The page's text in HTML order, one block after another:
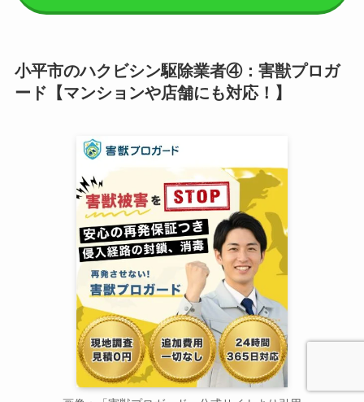
小平市のハクビシン駆除業者④：害獣プロガ
ード【マンションや店舗にも対応！】